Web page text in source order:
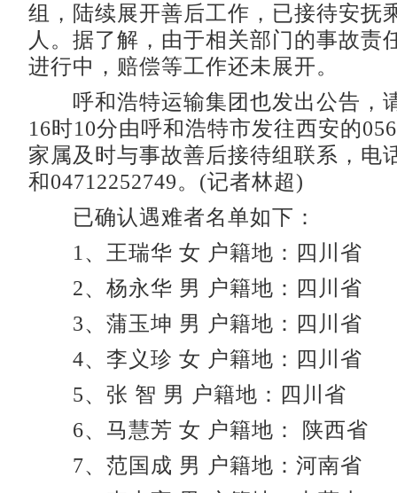
组，陆续展开善后工作，已接待安抚
人。据了解，由于相关部门的事故责
进行中，赔偿等工作还未展开。
呼和浩特运输集团也发出公告，
16时10分由呼和浩特市发往西安的
家属及时与事故善后接待组联系，电
和04712252749。(记者林超)
已确认遇难者名单如下：
1、王瑞华 女 户籍地：四川省
2、杨永华 男 户籍地：四川省
3、蒲玉坤 男 户籍地：四川省
4、李义珍 女 户籍地：四川省
5、张 智 男 户籍地：四川省
6、马慧芳 女 户籍地： 陕西省
7、范国成 男 户籍地：河南省